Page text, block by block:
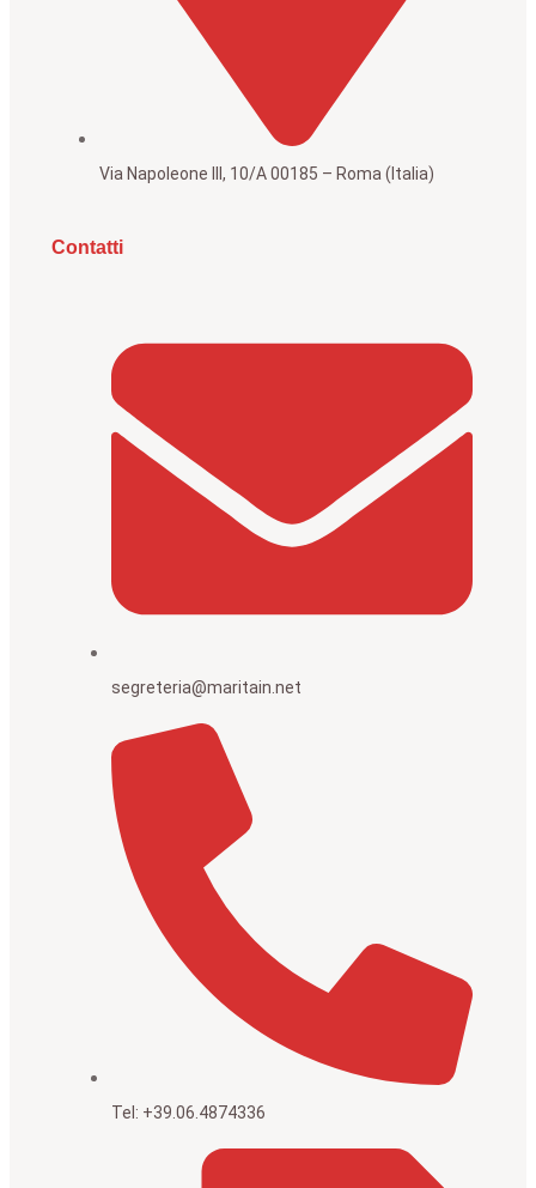
Via Napoleone III, 10/A 00185 – Roma (Italia)
Contatti
segreteria@maritain.net
Tel: +39.06.4874336